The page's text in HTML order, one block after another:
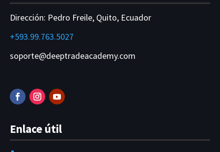
Dirección: Pedro Freile, Quito, Ecuador
+593.99.763.5027
soporte@deeptradeacademy.com
Enlace útil